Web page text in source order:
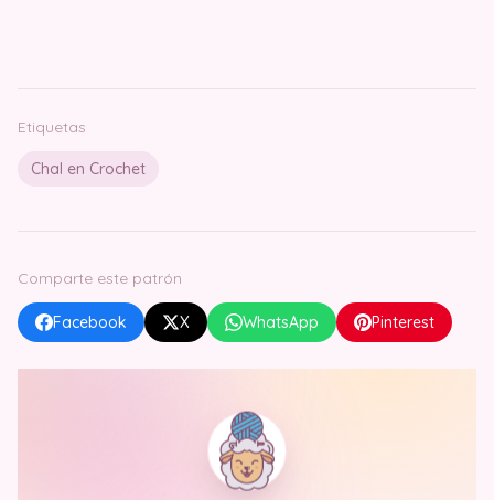
Etiquetas
Chal en Crochet
Comparte este patrón
Facebook X WhatsApp Pinterest